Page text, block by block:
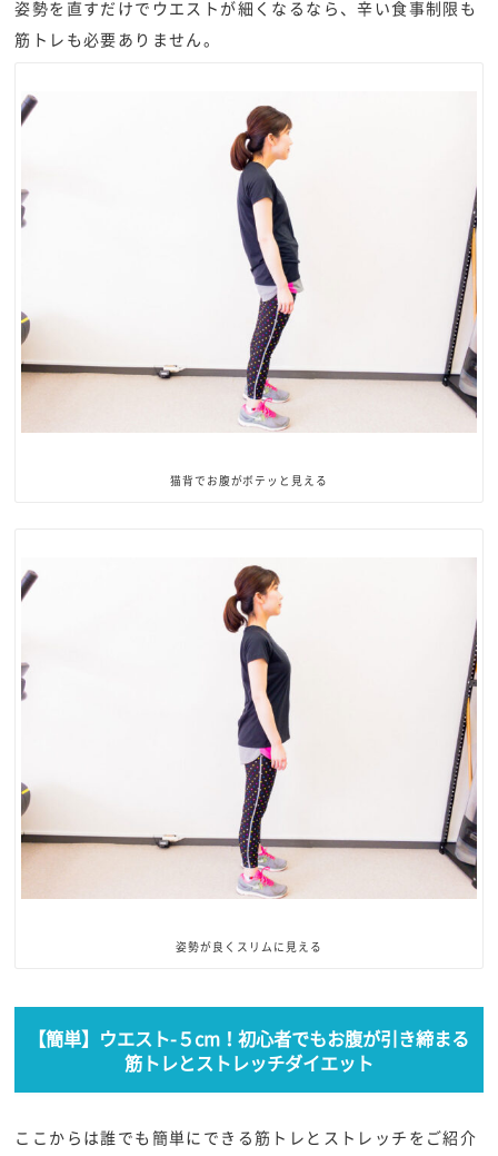
姿勢を直すだけでウエストが細くなるなら、辛い食事制限も
筋トレも必要ありません。
猫背でお腹がボテッと見える
姿勢が良くスリムに見える
【簡単】ウエスト-５cm！初心者でもお腹が引き締まる
筋トレとストレッチダイエット
ここからは誰でも簡単にできる筋トレとストレッチをご紹介